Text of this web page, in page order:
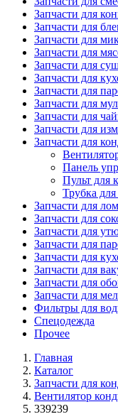
Запчасти для
Запчасти для
Запчасти для
Запчасти для
Запчасти для
Запчасти для
Запчасти для
Запчасти для
Запчасти для
Запчасти для
Запчасти для
Панель
Пульт для
Трубка
Запчасти для
Запчасти для
Запчасти для
Запчасти для
Запчасти для
Запчасти для
Запчасти для
Запчасти для
Фильтры для
Спецодежда
Прочее
Главная
Каталог
Запчасти для
Вентилятор
339239